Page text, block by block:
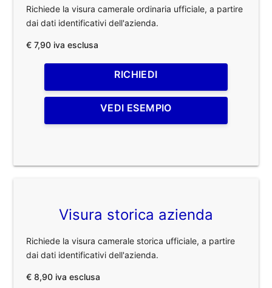
Richiede la visura camerale ordinaria ufficiale, a partire
dai dati identificativi dell'azienda.
€ 7,90 iva esclusa
RICHIEDI
VEDI ESEMPIO
Visura storica azienda
Richiede la visura camerale storica ufficiale, a partire
dai dati identificativi dell'azienda.
€ 8,90 iva esclusa